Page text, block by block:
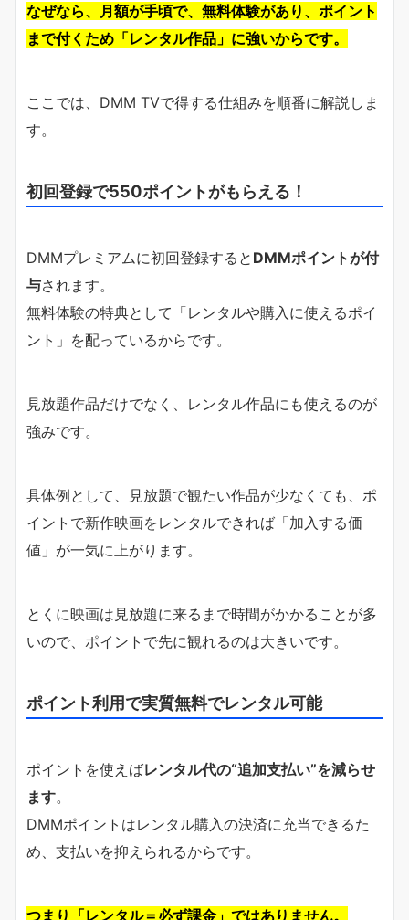
なぜなら、月額が手頃で、無料体験があり、ポイント
まで付くため「レンタル作品」に強いからです。
ここでは、DMM TVで得する仕組みを順番に解説しま
す。
初回登録で550ポイントがもらえる！
DMMプレミアムに初回登録すると DMMポイントが付
与されます。
無料体験の特典として「レンタルや購入に使えるポイ
ント」を配っているからです。
見放題作品だけでなく、レンタル作品にも使えるのが
強みです。
具体例として、見放題で観たい作品が少なくても、ポ
イントで新作映画をレンタルできれば「加入する価
値」が一気に上がります。
とくに映画は見放題に来るまで時間がかかることが多
いので、ポイントで先に観れるのは大きいです。
ポイント利用で実質無料でレンタル可能
ポイントを使えばレンタル代の“追加支払い”を減らせ
ます。
DMMポイントはレンタル購入の決済に充当できるた
め、支払いを抑えられるからです。
つまり「レンタル＝必ず課金」ではありません。